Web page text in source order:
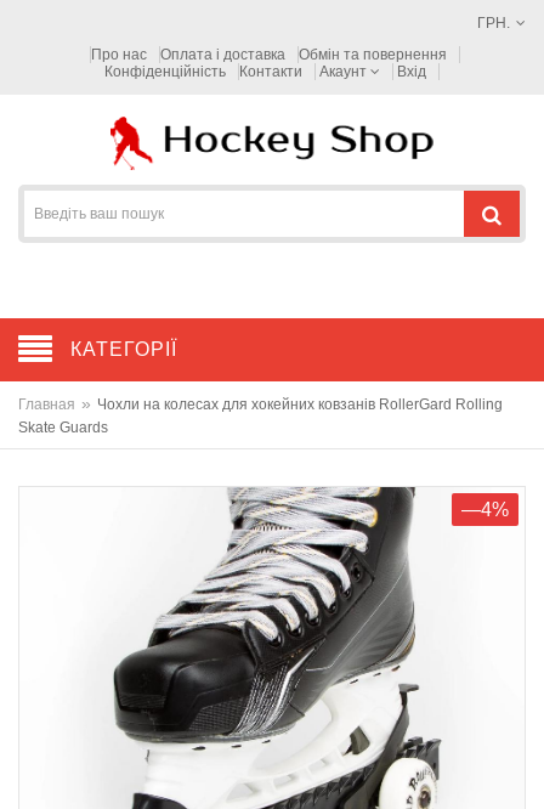
ГРН.
Про нас
Оплата і доставка
Обмін та повернення
Конфіденційність
Контакти Акаунт Вхід
КАТЕГОРІЇ
Главная » Чохли на колесах для хокейних ковзанів RollerGard Rolling
Skate Guards
—4%